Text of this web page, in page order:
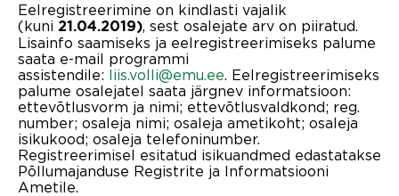
Eelregistreerimine on kindlasti vajalik
(kuni 21.04.2019), sest osalejate arv on piiratud.
Lisainfo saamiseks ja eelregistreerimiseks palume
saata e-mail programmi
assistendile: liis.volli@emu.ee. Eelregistreerimiseks
palume osalejatel saata järgnev informatsioon:
ettevõtlusvorm ja nimi; ettevõtlusvaldkond; reg.
number; osaleja nimi; osaleja ametikoht; osaleja
isikukood; osaleja telefoninumber.
Registreerimisel esitatud isikuandmed edastatakse
Põllumajanduse Registrite ja Informatsiooni
Ametile.